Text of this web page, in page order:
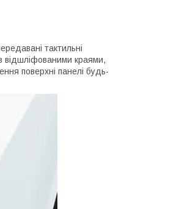
тактильні
відшліфованими краями,
поверхні панелі будь-